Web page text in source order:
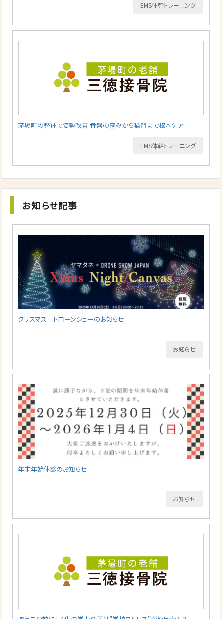
EMS体幹トレーニング
茅場町の整体で姿勢改善 骨盤の歪みから猫背まで根本ケア
EMS体幹トレーニング
お知らせ記事
クリスマス ドローンショーのお知らせ
お知らせ
年末年始休診のお知らせ
お知らせ